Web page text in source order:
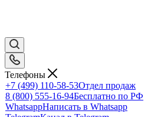
Телефоны
+7 (499) 110-58-53Отдел продаж
8 (800) 555-16-94Бесплатно по РФ
WhatsappНаписать в Whatsapp